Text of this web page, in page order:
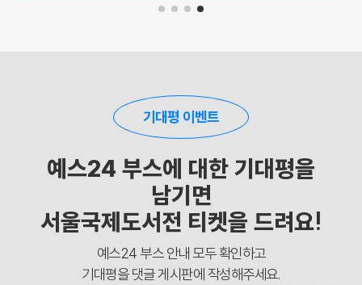
기대평 이벤트
예스24 부스에 대한 기대평을
남기면
서울국제도서전 티켓을 드려요!
예스24 부스 안내 모두 확인하고
기대평을 댓글 게시판에 작성해주세요.